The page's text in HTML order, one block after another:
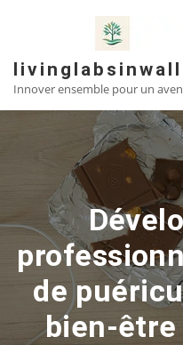
Innover ensemble pour un
de
bien-